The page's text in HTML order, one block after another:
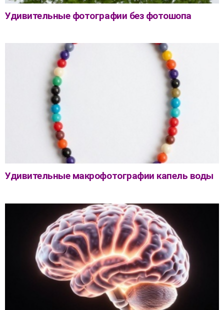
Удивительные фотографии без фотошопа
Удивительные макрофотографии капель воды